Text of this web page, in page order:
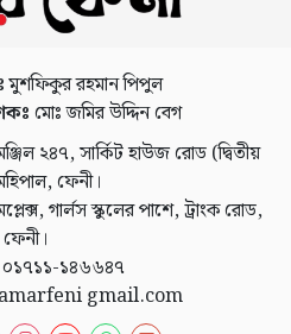
মুশফিকুর রহমান পিপুল
মোঃ জমির উদ্দিন বেগ
২৪৭, সার্কিট হাউজ রোড (দ্বিতীয়
ফেনী।
গার্লস স্কুলের পাশে, ট্রাংক রোড,
ফেনী।
০১৭১১-১৪৬৬৪৭
gmail.com